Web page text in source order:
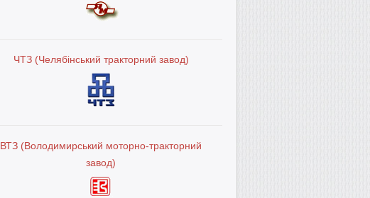
ЧТЗ (Челябінський тракторний завод)
ВТЗ (Володимирський моторно-тракторний
завод)